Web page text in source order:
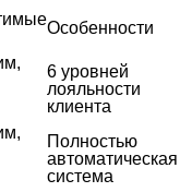
Особенности
6 уровней
лояльности
клиента
Полностью
автоматическая
система